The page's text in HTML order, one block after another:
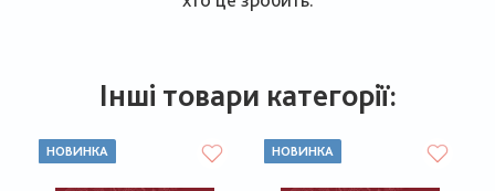
Інші товари категорії:
НОВИНКА НОВИНКА